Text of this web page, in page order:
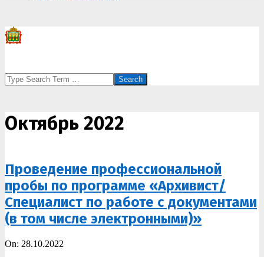
Search
Октябрь 2022
Проведение профессиональной
пробы по программе «Архивист/
Специалист по работе с документами
(в том числе электронными)»
2022-
On: 28.10.2022